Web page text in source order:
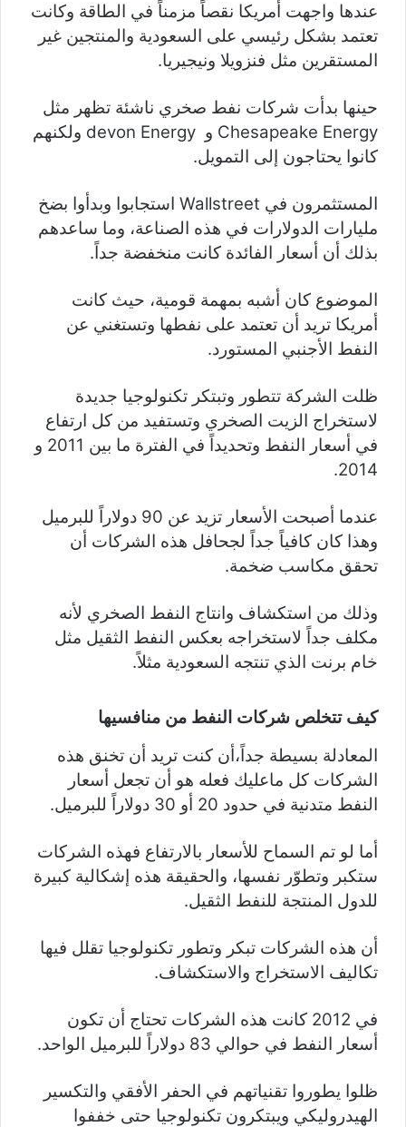
عندها واجهت أمريكا نقصاً مزمناً في الطاقة وكانت
تعتمد بشكل رئيسي على السعودية والمنتجين غير
المستقرين مثل فنزويلا ونيجيريا.
حينها بدأت شركات نفط صخري ناشئة تظهر مثل
Chesapeake Energy و devon Energy ولكنهم
كانوا يحتاجون إلى التمويل.
المستثمرون في Wallstreet استجابوا وبدأوا بضخ
مليارات الدولارات في هذه الصناعة، وما ساعدهم
بذلك أن أسعار الفائدة كانت منخفضة جداً.
الموضوع كان أشبه بمهمة قومية، حيث كانت
أمريكا تريد أن تعتمد على نفطها وتستغني عن
النفط الأجنبي المستورد.
ظلت الشركة تتطور وتبتكر تكنولوجيا جديدة
لاستخراج الزيت الصخري وتستفيد من كل ارتفاع
في أسعار النفط وتحديداً في الفترة ما بين 2011 و
2014.
عندما أصبحت الأسعار تزيد عن 90 دولاراً للبرميل
وهذا كان كافياً جداً لجحافل هذه الشركات أن
تحقق مكاسب ضخمة.
وذلك من استكشاف وانتاج النفط الصخري لأنه
مكلف جداً لاستخراجه بعكس النفط الثقيل مثل
خام برنت الذي تنتجه السعودية مثلاً.
كيف تتخلص شركات النفط من منافسيها
المعادلة بسيطة جداً،أن كنت تريد أن تخنق هذه
الشركات كل ماعليك فعله هو أن تجعل أسعار
النفط متدنية في حدود 20 أو 30 دولاراً للبرميل.
أما لو تم السماح للأسعار بالارتفاع فهذه الشركات
ستكبر وتطوّر نفسها، والحقيقة هذه إشكالية كبيرة
للدول المنتجة للنفط الثقيل.
أن هذه الشركات تبكر وتطور تكنولوجيا تقلل فيها
تكاليف الاستخراج والاستكشاف.
في 2012 كانت هذه الشركات تحتاج أن تكون
أسعار النفط في حوالي 83 دولاراً للبرميل الواحد.
ظلوا يطوروا تقنياتهم في الحفر الأفقي والتكسير
الهيدروليكي ويبتكرون تكنولوجيا حتى خففوا